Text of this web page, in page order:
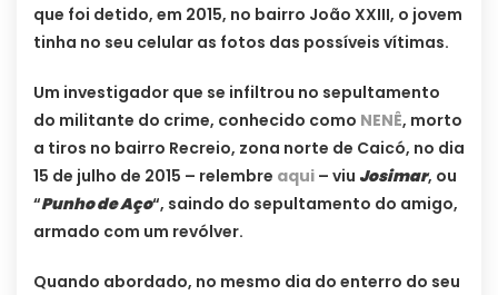
que foi detido, em 2015, no bairro João XXIII, o jovem
tinha no seu celular as fotos das possíveis vítimas.
Um investigador que se infiltrou no sepultamento
do militante do crime, conhecido como NENÊ, morto
a tiros no bairro Recreio, zona norte de Caicó, no dia
15 de julho de 2015 – relembre aqui – viu Josimar, ou
“Punho de Aço“, saindo do sepultamento do amigo,
armado com um revólver.
Quando abordado, no mesmo dia do enterro do seu